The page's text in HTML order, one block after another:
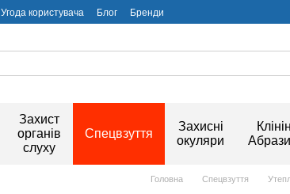
Угода користувача Блог Бренди
Захист
органів
слуху
Спецвзуття
Захисні
окуляри
Головна Спецвзуття